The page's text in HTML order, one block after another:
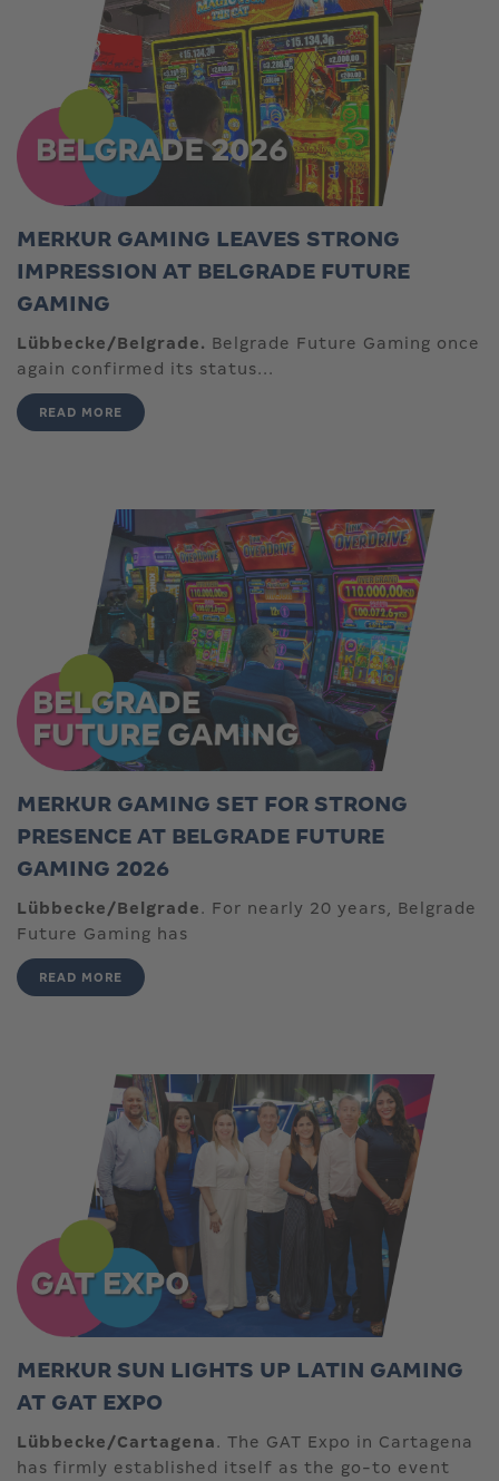
MERKUR GAMING LEAVES STRONG
IMPRESSION AT BELGRADE FUTURE
GAMING
Lübbecke/Belgrade. Belgrade Future Gaming once
again confirmed its status...
READ MORE
MERKUR GAMING SET FOR STRONG
PRESENCE AT BELGRADE FUTURE
GAMING 2026
Lübbecke/Belgrade. For nearly 20 years, Belgrade
Future Gaming has
READ MORE
MERKUR SUN LIGHTS UP LATIN GAMING
AT GAT EXPO
Lübbecke/Cartagena. The GAT Expo in Cartagena
has firmly established itself as the go-to event